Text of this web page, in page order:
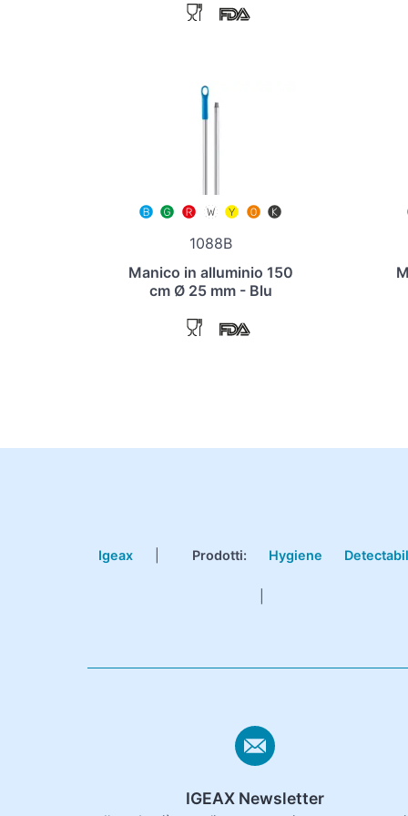
1088B
Manico in alluminio 150
cm Ø 25 mm - Blu
Igeax Prodotti: Hygiene
IGEAX Newsletter